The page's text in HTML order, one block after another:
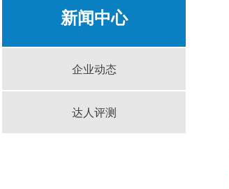
新闻中心
企业动态
达人评测